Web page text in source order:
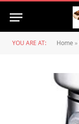
YOU ARE AT: Home »